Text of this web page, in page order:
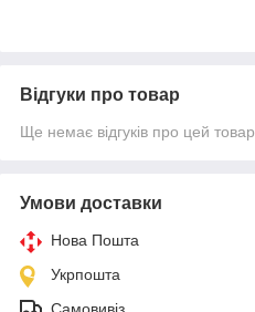
Відгуки про товар
Ще немає відгуків про цей товар
Умови доставки
Нова Пошта
Укрпошта
Самовивіз